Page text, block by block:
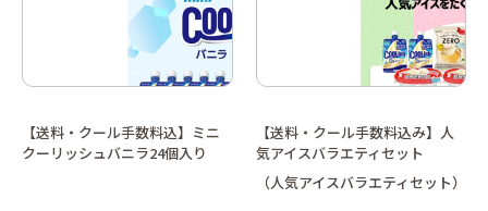
【送料・クール手数料込】ミニ
クーリッシュバニラ24個入り
【送料・クール手数料込み】人
気アイスバラエティセット
（人気アイスバラエティセット）